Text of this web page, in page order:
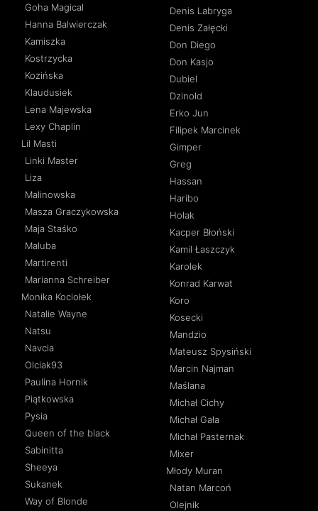
Goha Magical
Hanna Balwierczak
Kamiszka
Kostrzycka
Kozińska
Klaudusiek
Lena Majewska
Lexy Chaplin
Lil Masti
Linki Master
Liza
Malinowska
Masza Graczykowska
Maja Staśko
Maluba
Martirenti
Marianna Schreiber
Monika Kociołek
Natalie Wayne
Natsu
Navcia
Olciak93
Paulina Hornik
Piątkowska
Pysia
Queen of the black
Sabinitta
Sheeya
Sukanek
Way of Blonde
Denis Labryga
Denis Załęcki
Don Diego
Don Kasjo
Dubiel
Dzinold
Erko Jun
Filipek Marcinek
Gimper
Greg
Hassan
Haribo
Holak
Kacper Błoński
Kamil Łaszczyk
Karolek
Konrad Karwat
Koro
Kosecki
Mandzio
Mateusz Spysiński
Marcin Najman
Maślana
Michał Cichy
Michał Gała
Michał Pasternak
Mixer
Młody Muran
Natan Marcoń
Olejnik